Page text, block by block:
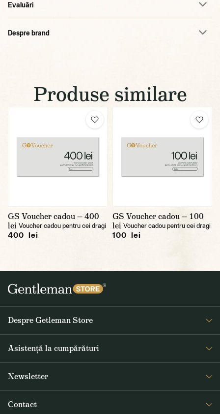
Evaluări
Despre brand
Produse similare
GS Voucher cadou — 400
lei Voucher cadou pentru cei dragi
400 lei
GS Voucher cadou — 100
lei Voucher cadou pentru cei dragi
100 lei
Despre Getleman Store
Asistență la cumpărături
Termeni și condiții
Newsletter
informații despre produse noi și oferte speciale
Contact